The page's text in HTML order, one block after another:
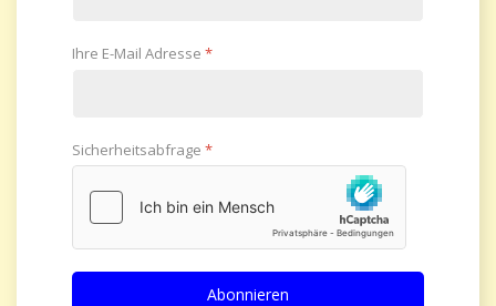
Ihre E-Mail Adresse *
Sicherheitsabfrage *
Abonnieren